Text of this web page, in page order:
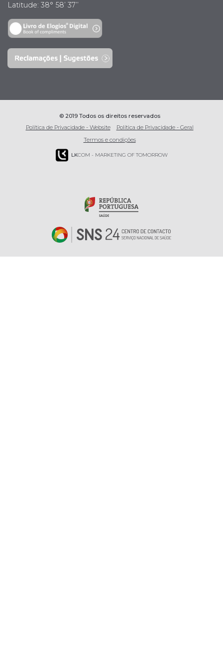
Latitude: 38° 58’ 37’’
© 2019 Todos os direitos reservados
Política de Privacidade - Website
Política de Privacidade - Geral
Termos e condições
LKCOM - MARKETING OF TOMORROW